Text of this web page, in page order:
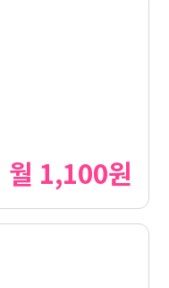
월 1,100원